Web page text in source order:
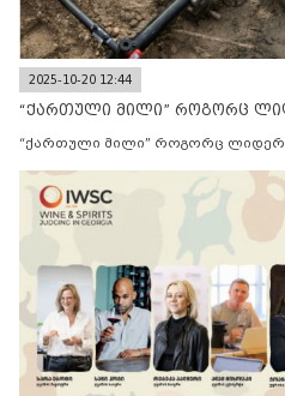
2025-10-20 12:44
“ქართული მილი” როგორც
“ქართული მილი” როგორც